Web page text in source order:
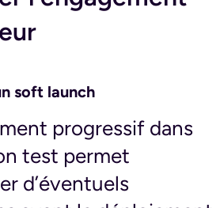
soft launch
progressif dans
test permet
d’éventuels